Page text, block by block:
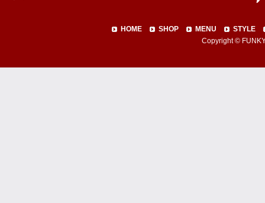
HOME SHOP MENU
STYLE
Copyright ©